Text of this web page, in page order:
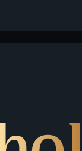
2025:
z